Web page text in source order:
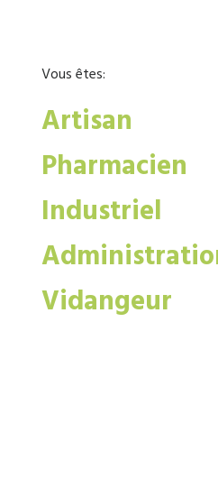
Vous êtes:
Artisan
Pharmacien
Industriel
Vidangeur